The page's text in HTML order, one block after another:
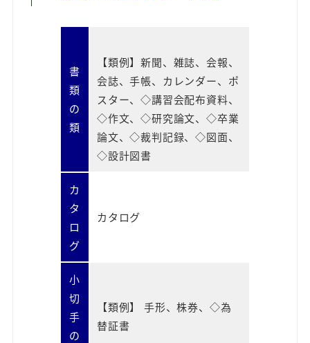
書
類
の
類
【類例】新聞、雑誌、会報、
会誌、手帳、カレンダー、ポ
スター、◇講習会配布資料、
◇作文、◇研究論文、◇卒業
論文、◇裁判記録、◇図面、
◇設計図書
カ
タ
ロ
グ
カタログ
小
切
手
の
【類例】 手形、株券、◇為
替証書